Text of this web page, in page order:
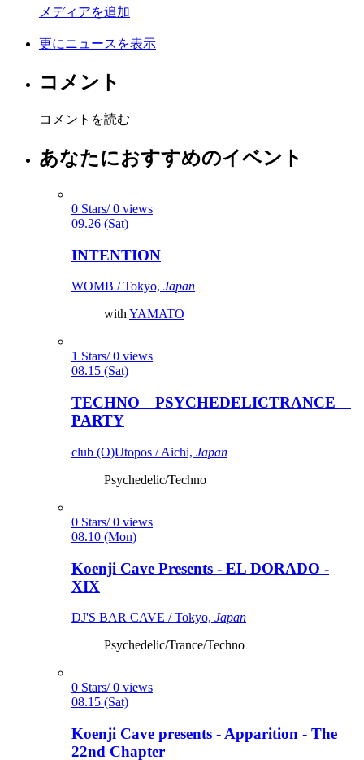
メディアを追加
更にニュースを表示
コメント
コメントを読む
あなたにおすすめのイベント
0 Stars/ 0 views
09.26 (Sat)
INTENTION
WOMB / Tokyo, Japan
with YAMATO
1 Stars/ 0 views
08.15 (Sat)
TECHNO PSYCHEDELICTRANCE
PARTY
club (O)Utopos / Aichi, Japan
Psychedelic/Techno
0 Stars/ 0 views
08.10 (Mon)
Koenji Cave Presents - EL DORADO -
XIX
DJ'S BAR CAVE / Tokyo, Japan
Psychedelic/Trance/Techno
0 Stars/ 0 views
08.15 (Sat)
Koenji Cave presents - Apparition - The
22nd Chapter